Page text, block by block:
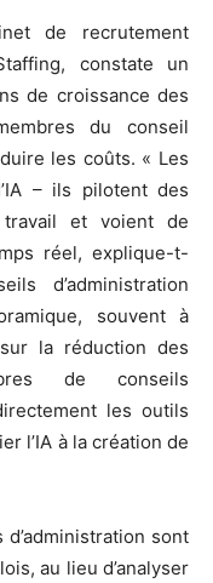
de recrutement
constate un
de croissance des
du conseil
les coûts. « Les
– ils pilotent des
et voient de
réel, explique-t-
d’administration
souvent à
la réduction des
de conseils
les outils
l’IA à la création de
sont
au lieu d’analyser